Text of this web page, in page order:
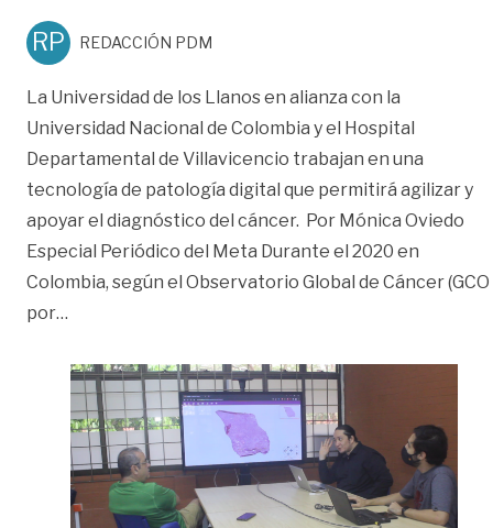
RP REDACCIÓN PDM
La Universidad de los Llanos en alianza con la
Universidad Nacional de Colombia y el Hospital
Departamental de Villavicencio trabajan en una
tecnología de patología digital que permitirá agilizar y
apoyar el diagnóstico del cáncer. Por Mónica Oviedo
Especial Periódico del Meta Durante el 2020 en
Colombia, según el Observatorio Global de Cáncer (GCO
por…